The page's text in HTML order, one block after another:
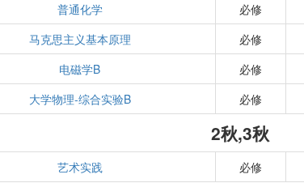
普通化学 必修
马克思主义基本原理 必修
电磁学B 必修
大学物理-综合实验B 必修
2秋,3秋
艺术实践 必修